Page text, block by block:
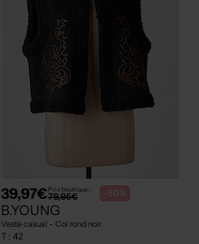
39,97€Prix boutique :
79,95€ -50%
B.YOUNG
Veste casual - Col rond noir
T : 42